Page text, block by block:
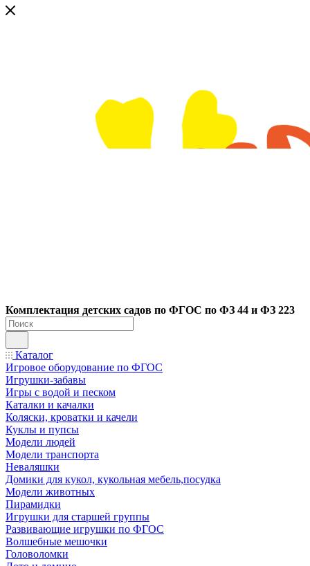
Комплектация детских садов по ФГОC по ФЗ 44 и ФЗ 223
Каталог
Игровое оборудование по ФГОС
Игрушки-забавы
Игры с водой и песком
Каталки и качалки
Коляски, кроватки и качели
Куклы и пупсы
Модели людей
Модели транспорта
Неваляшки
Домики для кукол, кукольная мебель,посудка
Модели животных
Пирамидки
Игрушки для старшей группы
Развивающие игрушки по ФГОС
Волшебные мешочки
Головоломки